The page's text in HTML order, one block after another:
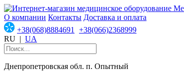
О компании Контакты Доставка и оплата
+38(068)8884691
+38(066)2368999
RU | UA
Днепропетровская обл. п. Опытный